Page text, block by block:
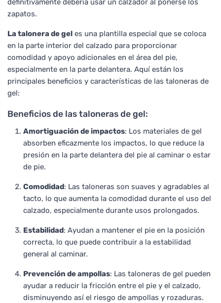
definitivamente debería usar un calzador al ponerse los
zapatos.
La talonera de gel es una plantilla especial que se coloca
en la parte interior del calzado para proporcionar
comodidad y apoyo adicionales en el área del pie,
especialmente en la parte delantera. Aquí están los
principales beneficios y características de las taloneras de
gel:
Beneficios de las taloneras de gel:
Amortiguación de impactos: Los materiales de gel
absorben eficazmente los impactos, lo que reduce la
presión en la parte delantera del pie al caminar o estar
de pie.
Comodidad: Las taloneras son suaves y agradables al
tacto, lo que aumenta la comodidad durante el uso del
calzado, especialmente durante usos prolongados.
Estabilidad: Ayudan a mantener el pie en la posición
correcta, lo que puede contribuir a la estabilidad
general al caminar.
Prevención de ampollas: Las taloneras de gel pueden
ayudar a reducir la fricción entre el pie y el calzado,
disminuyendo así el riesgo de ampollas y rozaduras.